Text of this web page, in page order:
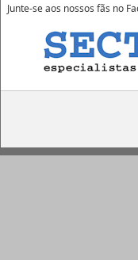
ZWCAD 2012
Fabricante:
Junte-se aos nossos fãs no